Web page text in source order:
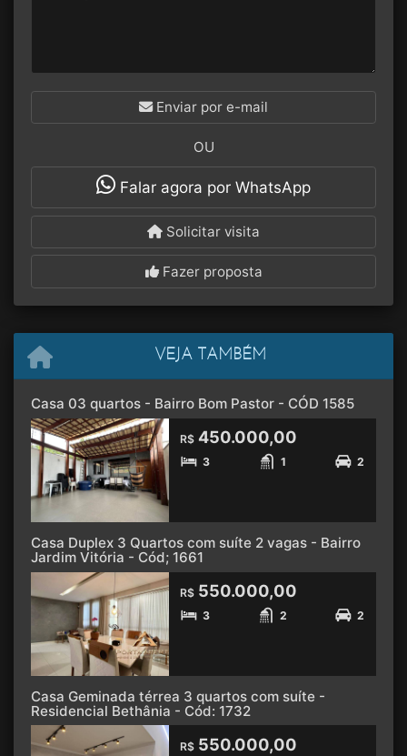
Enviar por e-mail
OU
Falar agora por WhatsApp
Solicitar visita
Fazer proposta
VEJA TAMBÉM
Casa 03 quartos - Bairro Bom Pastor - CÓD 1585
R$ 450.000,00
3 1 2
Casa Duplex 3 Quartos com suíte 2 vagas - Bairro
Jardim Vitória - Cód; 1661
R$ 550.000,00
3 2 2
Casa Geminada térrea 3 quartos com suíte -
Residencial Bethânia - Cód: 1732
R$ 550.000,00